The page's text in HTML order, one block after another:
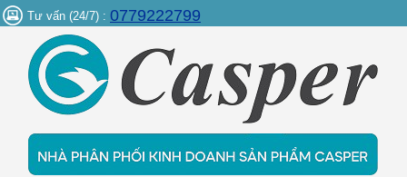
Tư vấn (24/7) : 0779222799